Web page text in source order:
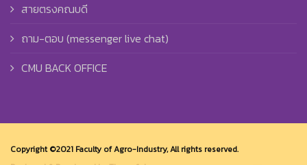
สายตรงคณบดี
ถาม-ตอบ (messenger live chat)
CMU BACK OFFICE
Copyright ©2021 Faculty of Agro-Industry, All rights reserved.